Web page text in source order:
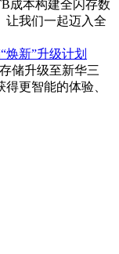
成本构建全闪存数
让我们一起迈入全
焕新”升级计划
储升级至新华三
得更智能的体验、